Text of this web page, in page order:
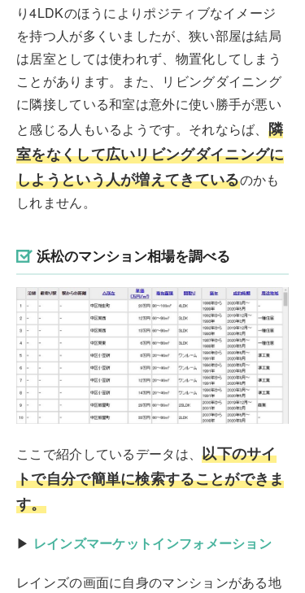
り4LDKのほうによりポジティブなイメージ
を持つ人が多くいましたが、狭い部屋は結局
は居室としては使われず、物置化してしまう
ことがあります。また、リビングダイニング
に隣接している和室は意外に使い勝手が悪い
と感じる人もいるようです。それならば、 隣
室をなくして広いリビングダイニングに
しようという人が増えてきているのかも
しれません。
浜松のマンション相場を調べる
ここで紹介しているデータは、以下のサイ
トで自分で簡単に検索することができま
す。
▶ レインズマーケットインフォメーション
レインズの画面に自身のマンションがある地